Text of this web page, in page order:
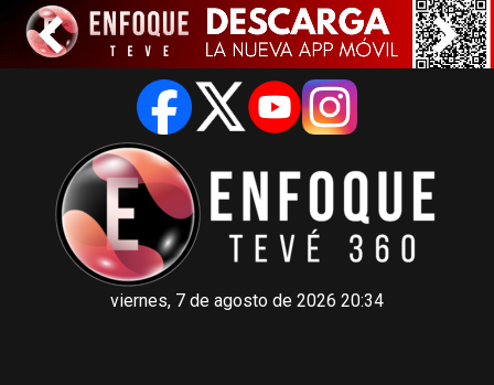
viernes, 7 de agosto de 2026 20:34